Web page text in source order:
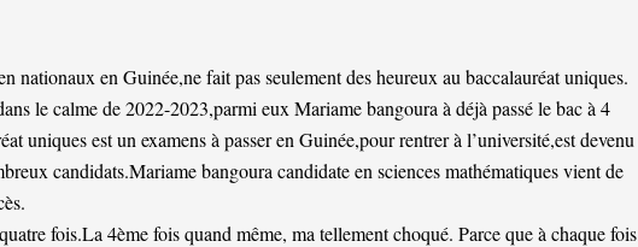
nationaux en Guinée,ne fait pas seulement des heureux au baccalauréat uniques.
le calme de 2022-2023,parmi eux Mariame bangoura à déjà passé le bac à 4
uniques est un examens à passer en Guinée,pour rentrer à l’université,est devenu
candidats.Mariame bangoura candidate en sciences mathématiques vient de
fois.La 4ème fois quand même, ma tellement choqué. Parce que à chaque fois